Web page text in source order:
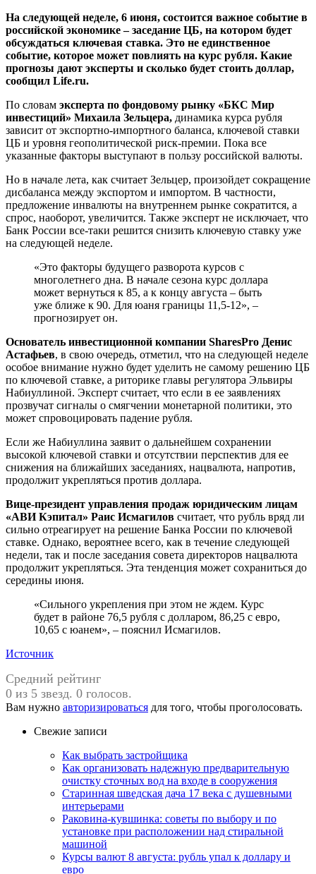
На следующей неделе, 6 июня, состоится важное событие в
российской экономике – заседание ЦБ, на котором будет
обсуждаться ключевая ставка. Это не единственное
событие, которое может повлиять на курс рубля. Какие
прогнозы дают эксперты и сколько будет стоить доллар,
сообщил Life.ru.
По словам эксперта по фондовому рынку «БКС Мир
инвестиций» Михаила Зельцера, динамика курса рубля
зависит от экспортно-импортного баланса, ключевой ставки
ЦБ и уровня геополитической риск-премии. Пока все
указанные факторы выступают в пользу российской валюты.
Но в начале лета, как считает Зельцер, произойдет сокращение
дисбаланса между экспортом и импортом. В частности,
предложение инвалюты на внутреннем рынке сократится, а
спрос, наоборот, увеличится. Также эксперт не исключает, что
Банк России все-таки решится снизить ключевую ставку уже
на следующей неделе.
«Это факторы будущего разворота курсов с
многолетнего дна. В начале сезона курс доллара
может вернуться к 85, а к концу августа – быть
уже ближе к 90. Для юаня границы 11,5-12», –
прогнозирует он.
Основатель инвестиционной компании SharesPro Денис
Астафьев, в свою очередь, отметил, что на следующей неделе
особое внимание нужно будет уделить не самому решению ЦБ
по ключевой ставке, а риторике главы регулятора Эльвиры
Набиуллиной. Эксперт считает, что если в ее заявлениях
прозвучат сигналы о смягчении монетарной политики, это
может спровоцировать падение рубля.
Если же Набиуллина заявит о дальнейшем сохранении
высокой ключевой ставки и отсутствии перспектив для ее
снижения на ближайших заседаниях, нацвалюта, напротив,
продолжит укрепляться против доллара.
Вице-президент управления продаж юридическим лицам
«АВИ Кэпитал» Раис Исмагилов считает, что рубль вряд ли
сильно отреагирует на решение Банка России по ключевой
ставке. Однако, вероятнее всего, как в течение следующей
недели, так и после заседания совета директоров нацвалюта
продолжит укрепляться. Эта тенденция может сохраниться до
середины июня.
«Сильного укрепления при этом не ждем. Курс
будет в районе 76,5 рубля с долларом, 86,25 с евро,
10,65 с юанем», – пояснил Исмагилов.
Источник
Средний рейтинг
0 из 5 звезд. 0 голосов.
Вам нужно авторизироваться для того, чтобы проголосовать.
Свежие записи
Как выбрать застройщика
Как организовать надежную предварительную
очистку сточных вод на входе в сооружения
Старинная шведская дача 17 века с душевными
интерьерами
Раковина-кувшинка: советы по выбору и по
установке при расположении над стиральной
машиной
Курсы валют 8 августа: рубль упал к доллару и
евро